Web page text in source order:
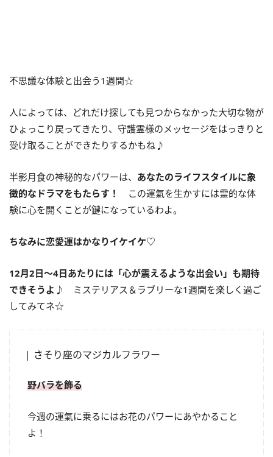
不思議な体験と出会う 1週間☆
人によっては、どれだけ探しても見つからなかった大切な物が
ひょっこり戻ってきたり、守護霊様のメッセージをはっきりと
受け取ることができたりするかもね♪
半影月食の神秘的なパワーは、 あなたのライフスタイルに象
徴的なドラマをもたらす！
この運氣を生かすには霊的な体
験に心を開くことが鍵になっているわよ。
ちなみに恋愛運はかなりイケイケ♡
12月2日〜4日あたりには「心が震えるような出会い」も期待
できそうよ♪
ミステリアス＆ラブリーな1週間を楽しく過ご
してみてネ☆
さそり座のマジカルフラワー
野バラを飾る
今週の運氣に乗るにはお花のパワーにあやかること
よ！